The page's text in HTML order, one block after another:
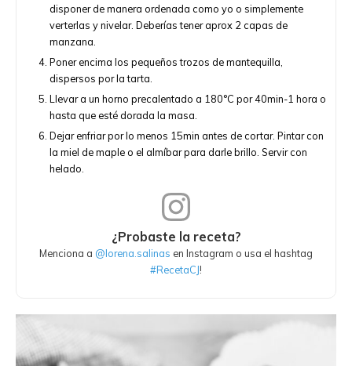
disponer de manera ordenada como yo o simplemente
verterlas y nivelar. Deberías tener aprox 2 capas de
manzana.
Poner encima los pequeños trozos de mantequilla,
dispersos por la tarta.
Llevar a un horno precalentado a 180°C por 40min-1 hora o
hasta que esté dorada la masa.
Dejar enfriar por lo menos 15min antes de cortar. Pintar con
la miel de maple o el almíbar para darle brillo. Servir con
helado.
¿Probaste la receta?
Menciona a @lorena.salinas en Instagram o usa el hashtag
#RecetaCJ!